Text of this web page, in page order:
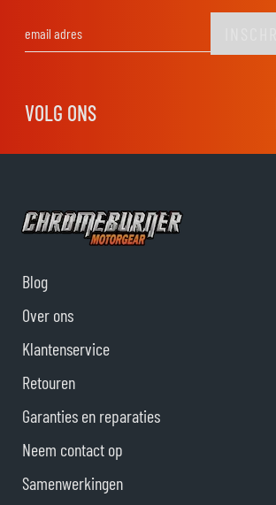
VOLG ONS
Blog
Over ons
Klantenservice
Retouren
Garanties en reparaties
Neem contact op
Samenwerkingen